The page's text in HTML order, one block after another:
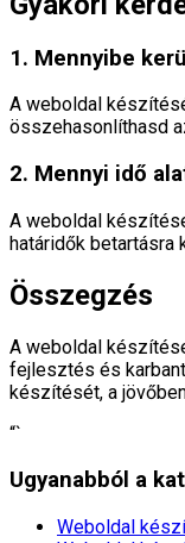
1. Mennyibe
A weboldal
összehasonlíthasd
2. Mennyi idő
A weboldal
határidők betartásra
Összegzés
A weboldal
fejlesztés és
készítését, a
“`
Ugyanabból a
Weboldal